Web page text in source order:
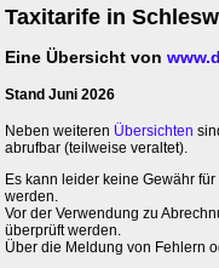
Taxitarife in
Eine Übersicht von
Stand Juni 2026
Neben weiteren Übersichten
abrufbar (teilweise veraltet).
Es kann leider keine Gewähr
werden.
Vor der Verwendung zu
überprüft werden.
Über die Meldung von Fehlern